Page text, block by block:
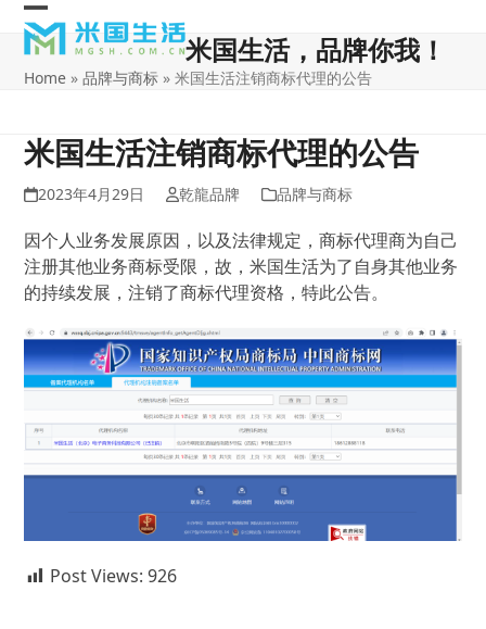
Skip
content
Open
mobile
Close
mobile
米国生活，品牌你我！
Home »品牌与商标 »米国生活注销商标代理的公告
米国生活注销商标代理的公告
2023年4月29日 乾龍品牌 品牌与商标
因个人业务发展原因，以及法律规定，商标代理商为自己
注册其他业务商标受限，故，米国生活为了自身其他业务
的持续发展，注销了商标代理资格，特此公告。
Post Views: 926